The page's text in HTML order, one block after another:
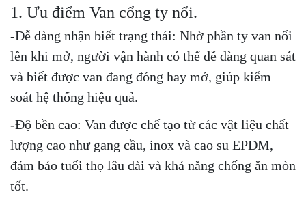
1. Ưu điểm Van cổng ty nổi.
-Dễ dàng nhận biết trạng thái: Nhờ phần ty van nổi
lên khi mở, người vận hành có thể dễ dàng quan sát
và biết được van đang đóng hay mở, giúp kiểm
soát hệ thống hiệu quả.
-Độ bền cao: Van được chế tạo từ các vật liệu chất
lượng cao như gang cầu, inox và cao su EPDM,
đảm bảo tuổi thọ lâu dài và khả năng chống ăn mòn
tốt.